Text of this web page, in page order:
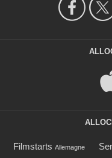
Filmstarts Allemagne